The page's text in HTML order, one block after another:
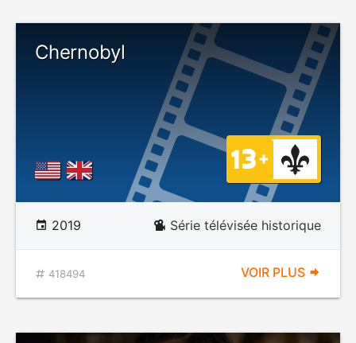
Chernobyl
2019 Série télévisée historique
418494 VOIR PLUS